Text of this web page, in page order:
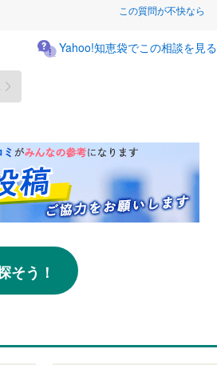
この質問が不快なら
Yahoo!知恵袋でこの相談を見る
そう！